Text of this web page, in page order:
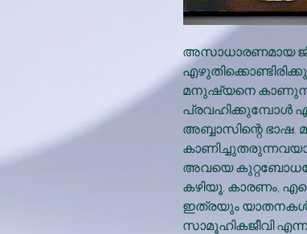
അസാധാരണമായ
മനുഷ്യനെ
പ്രവഹിക്കുമ്പോള്‍
അബ്ബാസിന്റെ ഭാഷ.
അവയെ
കഴിയൂ. കാരണം,
ഇത്രയും യാതനകള്‍
സാമൂഹികജീവി